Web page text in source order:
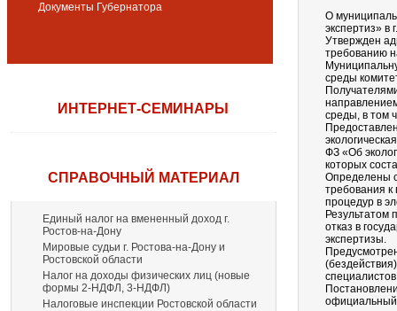
Документы Губернатора
ИНТЕРНЕТ-СЕМИНАРЫ
СПРАВОЧНЫЙ МАТЕРИАЛ
Единый налог на вмененный доход г.
Ростов-на-Дону
Мировые судьи г. Ростова-на-Дону и
Ростовской области
Налог на доходы физических лиц (новые
формы 2-НДФЛ, 3-НДФЛ)
Налоговые инспекции Ростовской области
О
экспертиз» в
Утвержден
требованию
среды
среды, в том
ФЗ «Об
которых
Определены
требования
процедур в
Результатом
отказ в
экспертизы.